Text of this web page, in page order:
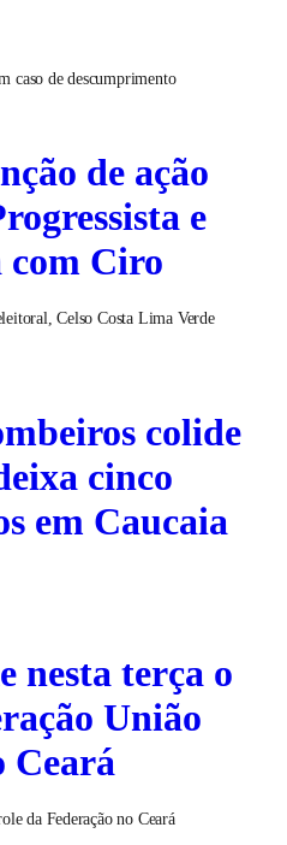
caso de descumprimento
de ação
e
com Ciro
Celso Costa Lima Verde
colide
cinco
em Caucaia
nesta terça o
União
Ceará
da Federação no Ceará